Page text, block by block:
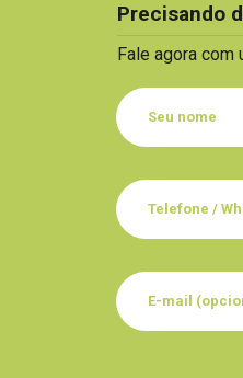
Precisando
Fale agora